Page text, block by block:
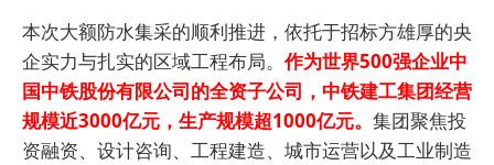
本次大额防水集采的顺利推进，依托于招标方雄厚的央
企实力与扎实的区域工程布局。 作为世界500强企业中
国中铁股份有限公司的全资子公司，中铁建工集团经营
规模近3000亿元，生产规模超1000亿元。 集团聚焦投
资融资、设计咨询、工程建造、城市运营以及工业制造